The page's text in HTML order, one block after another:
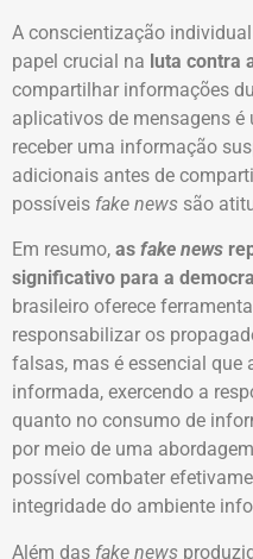
A conscientização
papel crucial na luta contra
compartilhar informações
aplicativos de mensagens
receber uma informação
adicionais antes de
possíveis fake news são
Em resumo, as fake news
significativo para a
brasileiro oferece
responsabilizar os
falsas, mas é essencial que
informada, exercendo a
quanto no consumo de
por meio de uma
possível combater
integridade do ambiente
Além das fake news